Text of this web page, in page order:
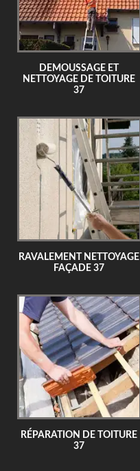
DEMOUSSAGE ET
NETTOYAGE DE TOITURE
37
RAVALEMENT NETTOYAGE
FAÇADE 37
RÉPARATION DE TOITURE
37